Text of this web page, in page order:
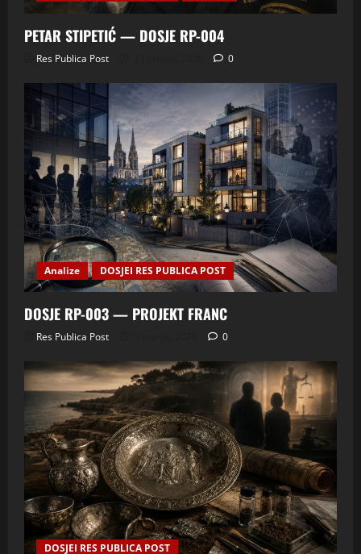
PETAR STIPETIĆ — DOSJE RP-004
Res Publica Post 0
Analize DOSJEI RES PUBLICA POST
DOSJE RP-003 — PROJEKT FRANC
Res Publica Post 0
DOSJEI RES PUBLICA POST